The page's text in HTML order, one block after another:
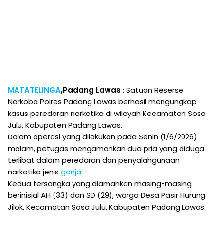
MATATELINGA,Padang Lawas : Satuan Reserse
Narkoba Polres Padang Lawas berhasil mengungkap
kasus peredaran narkotika di wilayah Kecamatan Sosa
Julu, Kabupaten Padang Lawas.
Dalam operasi yang dilakukan pada Senin (1/6/2026)
malam, petugas mengamankan dua pria yang diduga
terlibat dalam peredaran dan penyalahgunaan
narkotika jenis ganja.
Kedua tersangka yang diamankan masing-masing
berinisial AH (33) dan SD (29), warga Desa Pasir Hurung
Jilok, Kecamatan Sosa Julu, Kabupaten Padang Lawas.